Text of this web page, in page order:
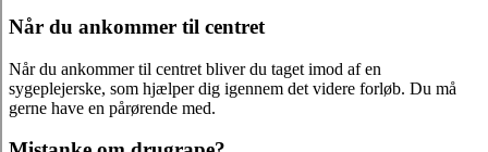
Når du ankommer til centret
Når du ankommer til centret bliver du taget imod af en
sygeplejerske, som hjælper dig igennem det videre forløb. Du må
gerne have en pårørende med.